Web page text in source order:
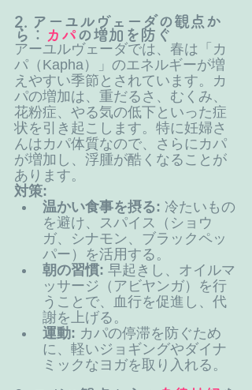
2. アーユルヴェーダの観点か
ら： カパ の増加を防ぐ
アーユルヴェーダでは、春は「カ
パ（Kapha）」のエネルギーが増
えやすい季節とされています。カ
パの増加は、重だるさ、むくみ、
花粉症、やる気の低下といった症
状を引き起こします。特に妊婦さ
んはカパ体質なので、さらにカパ
が増加し、浮腫が酷くなることが
あります。
対策:
温かい食事を摂る: 冷たいもの
を避け、スパイス（ショウ
ガ、シナモン、ブラックペッ
パー）を活用する。
朝の習慣: 早起きし、オイルマ
ッサージ（アビヤンガ）を行
うことで、血行を促進し、代
謝を上げる。
運動: カパの停滞を防ぐため
に、軽いジョギングやダイナ
ミックなヨガを取り入れる。